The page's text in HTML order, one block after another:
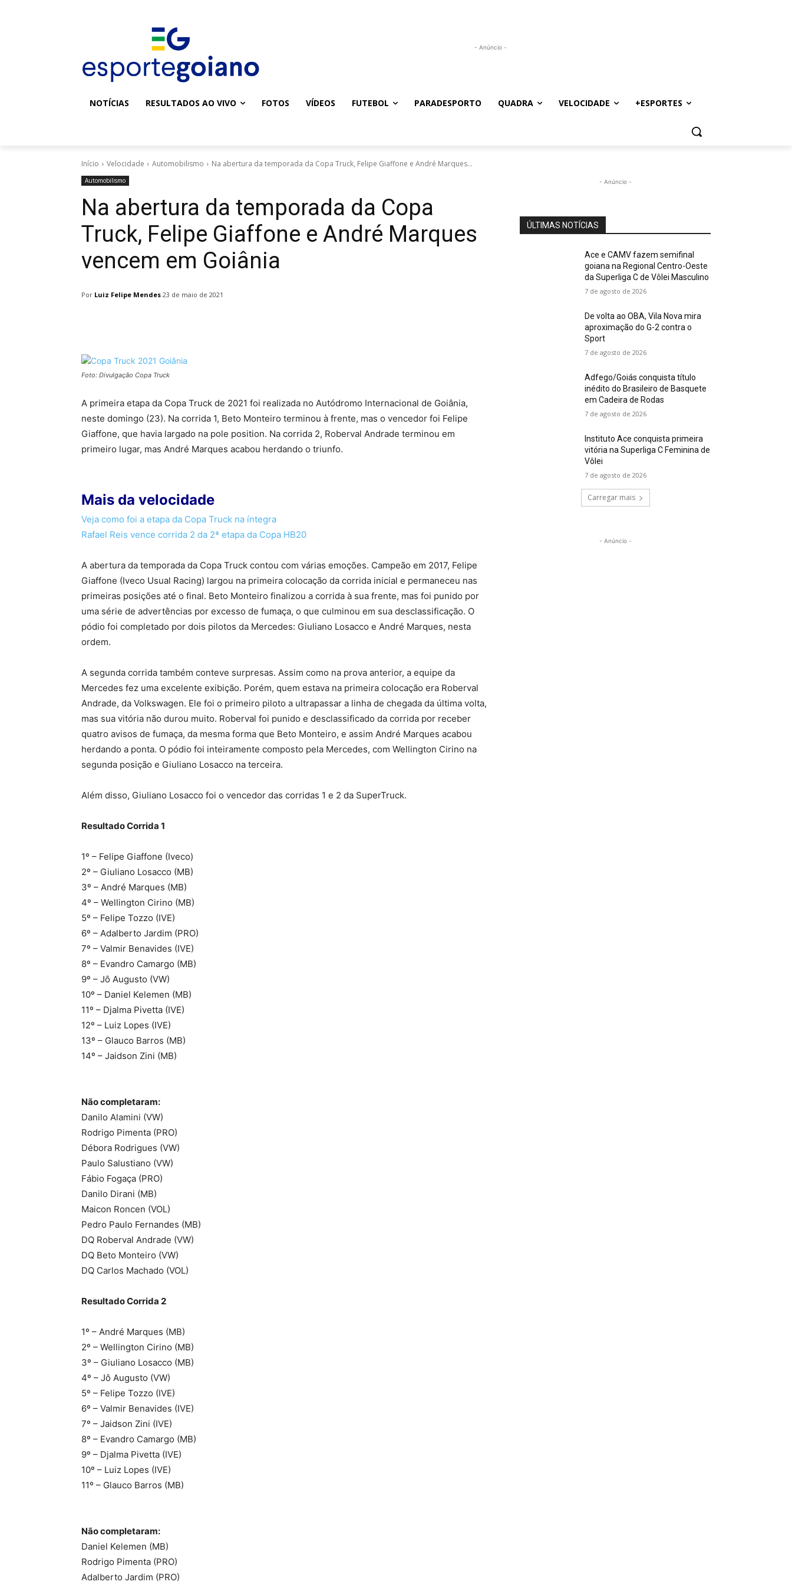
- Anúncio -
NOTÍCIAS RESULTADOS AO VIVO FOTOS VÍDEOS FUTEBOL PARADESPORTO QUADRA VELOCIDADE +ESPORTES
Início Velocidade Automobilismo Na abertura da temporada da Copa Truck, Felipe Giaffone e André Marques...
Automobilismo
Na abertura da temporada da Copa
Truck, Felipe Giaffone e André Marques
vencem em Goiânia
Por Luiz Felipe Mendes 23 de maio de 2021
Foto: Divulgação Copa Truck
A primeira etapa da Copa Truck de 2021 foi realizada no Autódromo Internacional de Goiânia,
neste domingo (23). Na corrida 1, Beto Monteiro terminou à frente, mas o vencedor foi Felipe
Giaffone, que havia largado na pole position. Na corrida 2, Roberval Andrade terminou em
primeiro lugar, mas André Marques acabou herdando o triunfo.
Mais da velocidade
Veja como foi a etapa da Copa Truck na íntegra
Rafael Reis vence corrida 2 da 2ª etapa da Copa HB20
A abertura da temporada da Copa Truck contou com várias emoções. Campeão em 2017, Felipe
Giaffone (Iveco Usual Racing) largou na primeira colocação da corrida inicial e permaneceu nas
primeiras posições até o final. Beto Monteiro finalizou a corrida à sua frente, mas foi punido por
uma série de advertências por excesso de fumaça, o que culminou em sua desclassificação. O
pódio foi completado por dois pilotos da Mercedes: Giuliano Losacco e André Marques, nesta
ordem.
A segunda corrida também conteve surpresas. Assim como na prova anterior, a equipe da
Mercedes fez uma excelente exibição. Porém, quem estava na primeira colocação era Roberval
Andrade, da Volkswagen. Ele foi o primeiro piloto a ultrapassar a linha de chegada da última volta,
mas sua vitória não durou muito. Roberval foi punido e desclassificado da corrida por receber
quatro avisos de fumaça, da mesma forma que Beto Monteiro, e assim André Marques acabou
herdando a ponta. O pódio foi inteiramente composto pela Mercedes, com Wellington Cirino na
segunda posição e Giuliano Losacco na terceira.
Além disso, Giuliano Losacco foi o vencedor das corridas 1 e 2 da SuperTruck.
Resultado Corrida 1
1º – Felipe Giaffone (Iveco)
2º – Giuliano Losacco (MB)
3º – André Marques (MB)
4º – Wellington Cirino (MB)
5º – Felipe Tozzo (IVE)
6º – Adalberto Jardim (PRO)
7º – Valmir Benavides (IVE)
8º – Evandro Camargo (MB)
9º – Jô Augusto (VW)
10º – Daniel Kelemen (MB)
11º – Djalma Pivetta (IVE)
12º – Luiz Lopes (IVE)
13º – Glauco Barros (MB)
14º – Jaidson Zini (MB)
Não completaram:
Danilo Alamini (VW)
Rodrigo Pimenta (PRO)
Débora Rodrigues (VW)
Paulo Salustiano (VW)
Fábio Fogaça (PRO)
Danilo Dirani (MB)
Maicon Roncen (VOL)
Pedro Paulo Fernandes (MB)
DQ Roberval Andrade (VW)
DQ Beto Monteiro (VW)
DQ Carlos Machado (VOL)
Resultado Corrida 2
1º – André Marques (MB)
2º – Wellington Cirino (MB)
3º – Giuliano Losacco (MB)
4º – Jô Augusto (VW)
5º – Felipe Tozzo (IVE)
6º – Valmir Benavides (IVE)
7º – Jaidson Zini (IVE)
8º – Evandro Camargo (MB)
9º – Djalma Pivetta (IVE)
10º – Luiz Lopes (IVE)
11º – Glauco Barros (MB)
Não completaram:
Daniel Kelemen (MB)
Rodrigo Pimenta (PRO)
Adalberto Jardim (PRO)
- Anúncio -
ÚLTIMAS NOTÍCIAS
Ace e CAMV fazem semifinal
goiana na Regional Centro-Oeste
da Superliga C de Vôlei Masculino
7 de agosto de 2026
De volta ao OBA, Vila Nova mira
aproximação do G-2 contra o
Sport
7 de agosto de 2026
Adfego/Goiás conquista título
inédito do Brasileiro de Basquete
em Cadeira de Rodas
7 de agosto de 2026
Instituto Ace conquista primeira
vitória na Superliga C Feminina de
Vôlei
7 de agosto de 2026
Carregar mais
- Anúncio -